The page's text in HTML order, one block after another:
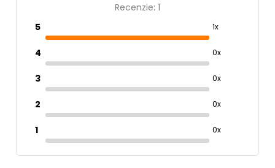
Recenzie: 1
5
1x
4 0x
3 0x
2 0x
1 0x